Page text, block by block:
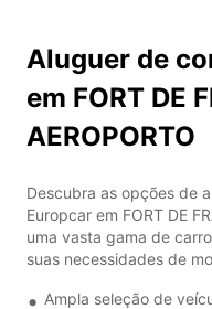
Aluguer de
em FORT DE
AEROPORTO
Descubra as opções de
Europcar em FORT DE
uma vasta gama de
suas necessidades de
Ampla seleção de